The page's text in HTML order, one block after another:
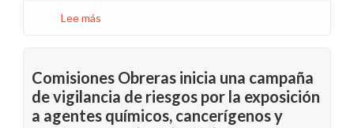
Lee más
se
retrase
más
Comisiones Obreras inicia una campaña
de vigilancia de riesgos por la exposición
a agentes químicos, cancerígenos y